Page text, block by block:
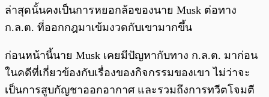
ล่าสุดนั้นคงเป็นการหยอกล้อของนาย Musk ต่อทาง
ก.ล.ต. ที่ออกกฎมาเข้มงวดกับเขามากขึ้น
ก่อนหน้านี้นาย Musk เคยมีปัญหากับทาง ก.ล.ต. มาก่อน
ในคดีที่เกี่ยวข้องกับเรื่องของกิจกรรมของเขา ไม่ว่าจะ
เป็นการสูบกัญชาออกอากาศ และรวมถึงการทวีตโจมตี